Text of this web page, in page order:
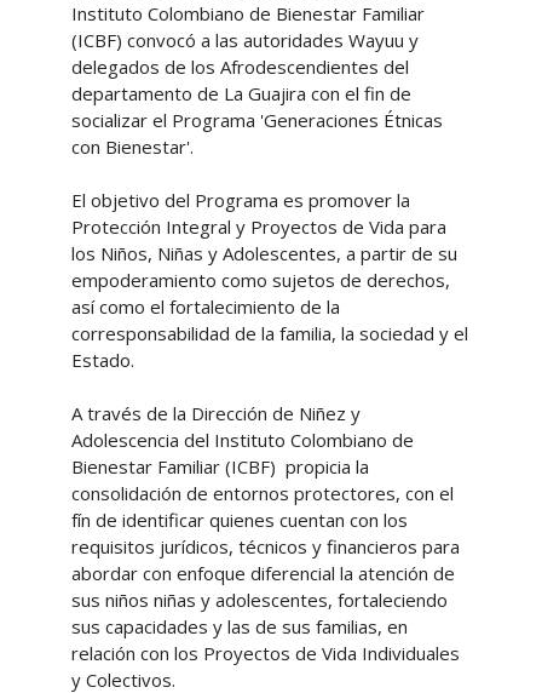
Instituto Colombiano de Bienestar Familiar
(ICBF) convocó a las autoridades Wayuu y
delegados de los Afrodescendientes del
departamento de La Guajira con el fin de
socializar el Programa 'Generaciones Étnicas
con Bienestar'.
El objetivo del Programa es promover la
Protección Integral y Proyectos de Vida para
los Niños, Niñas y Adolescentes, a partir de su
empoderamiento como sujetos de derechos,
así como el fortalecimiento de la
corresponsabilidad de la familia, la sociedad y el
Estado.
A través de la Dirección de Niñez y
Adolescencia del Instituto Colombiano de
Bienestar Familiar (ICBF) propicia la
consolidación de entornos protectores, con el
fín de identificar quienes cuentan con los
requisitos jurídicos, técnicos y financieros para
abordar con enfoque diferencial la atención de
sus niños niñas y adolescentes, fortaleciendo
sus capacidades y las de sus familias, en
relación con los Proyectos de Vida Individuales
y Colectivos.